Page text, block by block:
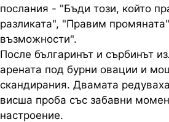
послания - "Бъди този, който
разликата", "Правим
възможности".
После българинът и сърбинът
арената под бурни овации и
скандирания. Двамата
висша проба със забавни
настроение.